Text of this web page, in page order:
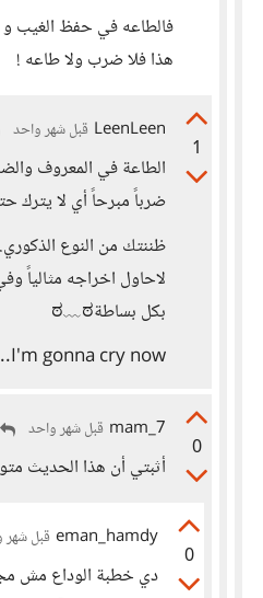
فالطاعه في حفظ الغيب و
هذا فلا ضرب ولا طاعه !
1
LeenLeen قبل شهر واحد
الطاعة في المعروف
ضرباً مبرحاً أي لا يترك
ظننتك من النوع
لاحاول اخراجه مثالياً
بكل بساطة⁦ ⁦ಠ⁠﹏⁠ಠ⁩⁩
I'm gonna cry now...
0
mam_7 قبل شهر واحد
أثبتي أن هذا الحديث
0
eman_hamdy قبل شهر
دي خطبة الوداع مش